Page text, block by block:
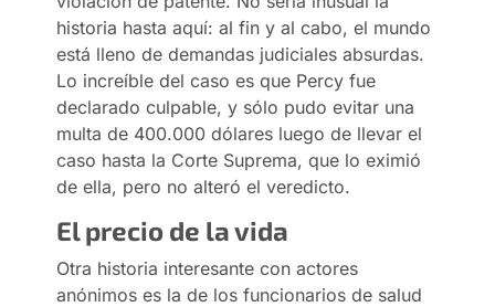
historia hasta aquí: al fin y al cabo, el mundo
está lleno de demandas judiciales absurdas.
Lo increíble del caso es que Percy fue
declarado culpable, y sólo pudo evitar una
multa de 400.000 dólares luego de llevar el
caso hasta la Corte Suprema, que lo eximió
de ella, pero no alteró el veredicto.
El precio de la vida
Otra historia interesante con actores
anónimos es la de los funcionarios de salud